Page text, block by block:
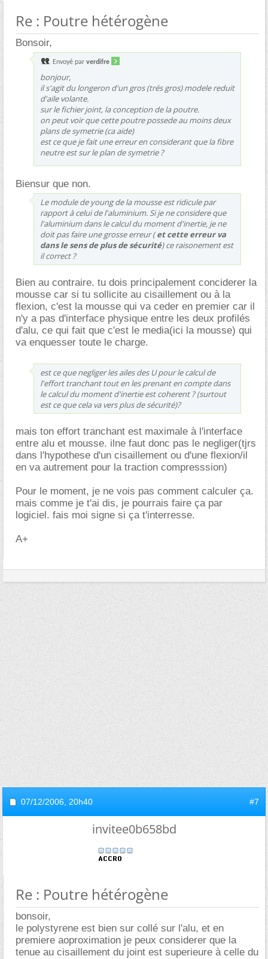
Re : Poutre hétérogène
Bonsoir,
Envoyé par verdifre
bonjour,
il s'agit du longeron d'un gros (trés gros) modele reduit
d'aile volante.
sur le fichier joint, la conception de la poutre.
on peut voir que cette poutre possede au moins deux
plans de symetrie (ca aide)
est ce que je fait une erreur en considerant que la fibre
neutre est sur le plan de symetrie ?
Biensur que non.
Le module de young de la mousse est ridicule par
rapport à celui de l'aluminium. Si je ne considere que
l'aluminium dans le calcul du moment d'inertie, je ne
doit pas faire une grosse erreur (et cette erreur va
dans le sens de plus de sécurité) ce raisonement est
il correct ?
Bien au contraire. tu dois principalement conciderer la
mousse car si tu sollicite au cisaillement ou à la
flexion, c'est la mousse qui va ceder en premier car il
n'y a pas d'interface physique entre les deux profilés
d'alu, ce qui fait que c'est le media(ici la mousse) qui
va enquesser toute le charge.
est ce que negliger les ailes des U pour le calcul de
l'effort tranchant tout en les prenant en compte dans
le calcul du moment d'inertie est coherent ? (surtout
est ce que cela va vers plus de sécurité)?
mais ton effort tranchant est maximale à l'interface
entre alu et mousse. ilne faut donc pas le negliger(tjrs
dans l'hypothese d'un cisaillement ou d'une flexion/il
en va autrement pour la traction compresssion)
Pour le moment, je ne vois pas comment calculer ça.
mais comme je t'ai dis, je pourrais faire ça par
logiciel. fais moi signe si ça t'interresse.
A+
07/12/2006, 20h40 #7
invitee0b658bd
Re : Poutre hétérogène
bonsoir,
le polystyrene est bien sur collé sur l'alu, et en
premiere aoproximation je peux considerer que la
tenue au cisaillement du joint est superieure à celle du